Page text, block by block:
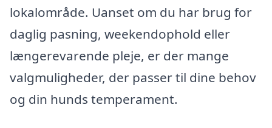
lokalområde. Uanset om du har brug for
daglig pasning, weekendophold eller
længerevarende pleje, er der mange
valgmuligheder, der passer til dine behov
og din hunds temperament.